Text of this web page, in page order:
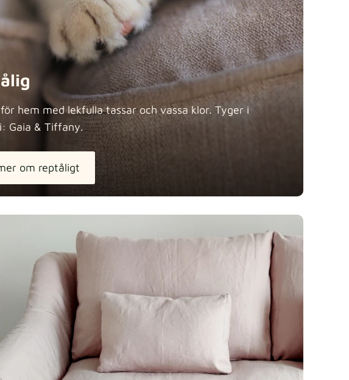
Natural Tygdetaljer
Panama Cotton extra -5%
Pure French Linen Tygdetaljer
Swiss Linen Blends
hem med lekfulla tassar och vassa klor. Tyger i
Gaia & Tiffany.
om reptåligt